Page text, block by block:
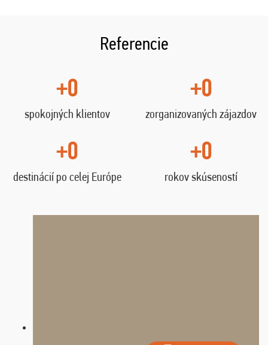
Referencie
+0
spokojných klientov
+0
zorganizovaných zájazdov
+0
destinácií po celej Európe
+0
rokov skúseností